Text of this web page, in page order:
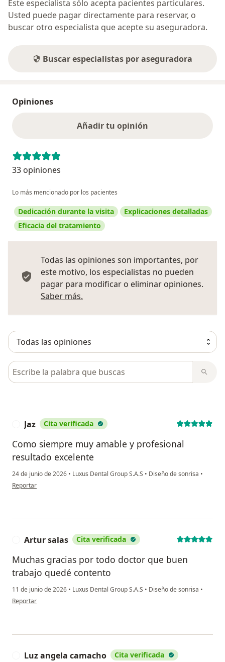
Este especialista sólo acepta pacientes particulares.
Usted puede pagar directamente para reservar, o
buscar otro especialista que acepte su aseguradora.
Buscar especialistas por aseguradora
Opiniones
Añadir tu opinión
33 opiniones
Lo más mencionado por los pacientes
Dedicación durante la visita
Explicaciones detalladas
Eficacia del tratamiento
Todas las opiniones son importantes, por
este motivo, los especialistas no pueden
pagar para modificar o eliminar opiniones.
Saber más.
Busca en opiniones
Jaz Cita verificada
Como siempre muy amable y profesional
resultado excelente
24 de junio de 2026 • Luxus Dental Group S.A.S • Diseño de sonrisa •
en opinión del usuario Jaz
Reportar
Artur salas Cita verificada
Muchas gracias por todo doctor que buen
trabajo quedé contento
11 de junio de 2026 • Luxus Dental Group S.A.S • Diseño de sonrisa •
en opinión del usuario Artur salas
Reportar
Luz angela camacho Cita verificada